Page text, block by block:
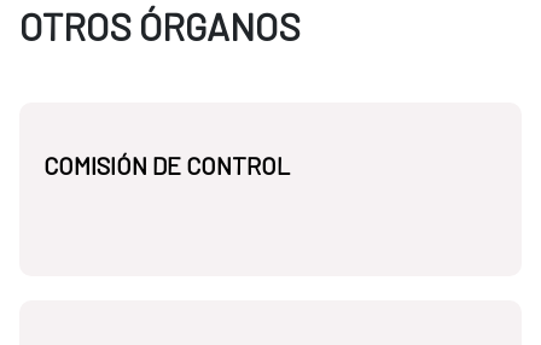
OTROS ÓRGANOS
COMISIÓN DE CONTROL